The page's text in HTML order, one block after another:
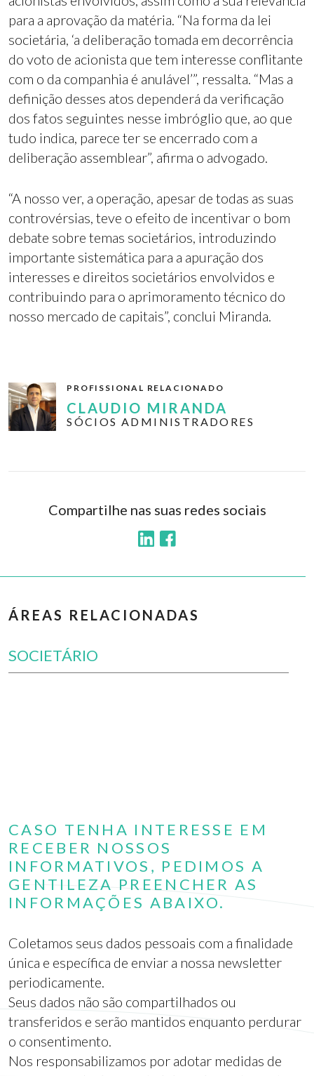
para a aprovação da matéria. “Na forma da lei
societária, ‘a deliberação tomada em decorrência
do voto de acionista que tem interesse conflitante
com o da companhia é anulável’”, ressalta. “Mas a
definição desses atos dependerá da verificação
dos fatos seguintes nesse imbróglio que, ao que
tudo indica, parece ter se encerrado com a
deliberação assemblear”, afirma o advogado.
“A nosso ver, a operação, apesar de todas as suas
controvérsias, teve o efeito de incentivar o bom
debate sobre temas societários, introduzindo
importante sistemática para a apuração dos
interesses e direitos societários envolvidos e
contribuindo para o aprimoramento técnico do
nosso mercado de capitais”, conclui Miranda.
PROFISSIONAL RELACIONADO
CLAUDIO MIRANDA
SÓCIOS ADMINISTRADORES
Compartilhe nas suas redes sociais
ÁREAS RELACIONADAS
SOCIETÁRIO
CASO TENHA INTERESSE EM
RECEBER NOSSOS
INFORMATIVOS, PEDIMOS A
GENTILEZA PREENCHER AS
INFORMAÇÕES ABAIXO.
Coletamos seus dados pessoais com a finalidade
única e específica de enviar a nossa newsletter
periodicamente.
Seus dados não são compartilhados ou
transferidos e serão mantidos enquanto perdurar
o consentimento.
Nos responsabilizamos por adotar medidas de